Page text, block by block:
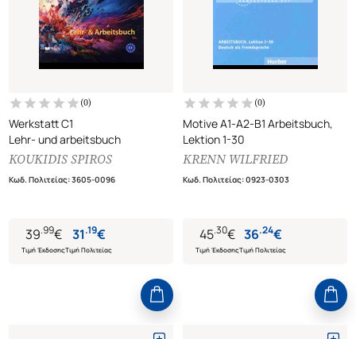
(0)
Werkstatt C1
Lehr- und arbeitsbuch
KOUKIDIS SPIROS
Κωδ. Πολιτείας:3605-0096
39.99€
Τιμή Έκδοσης
31.19€
Τιμή Πολιτείας
(0)
Motive A1-A2-B1 Arbeitsbuch,
Lektion 1-30
KRENN WILFRIED
Κωδ. Πολιτείας:0923-0303
45.30€
Τιμή Έκδοσης
36.24€
Τιμή Πολιτείας